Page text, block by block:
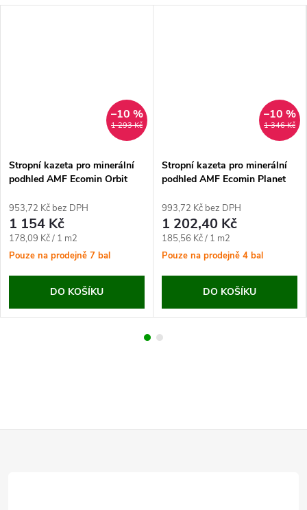
1 293 Kč
–10 %
Stropní kazeta pro minerální
podhled AMF Ecomin Orbit
953,72 Kč bez DPH
1 154 Kč
Měrná
cena:
178,09 Kč / 1 m2
Pouze na prodejně 7 bal
DO KOŠÍKU
1 346 Kč
–10 %
Stropní kazeta pro minerální
podhled AMF Ecomin Planet
993,72 Kč bez DPH
1 202,40 Kč
Měrná
cena:
185,56 Kč / 1 m2
Pouze na prodejně 4 bal
DO KOŠÍKU